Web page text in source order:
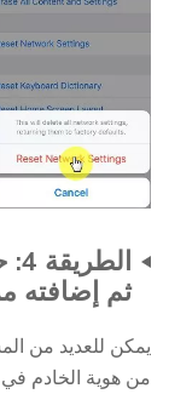
ثم إضافته
يمكن للعديد من